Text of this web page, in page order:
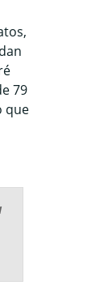
79
que